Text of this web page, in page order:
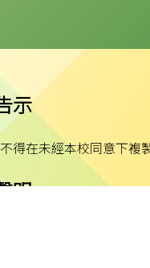
示
得在未經本校同意下複
明